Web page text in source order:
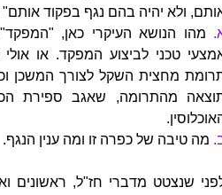
ולא יהיה בהם נגף בפקוד אותם"
מהו הנושא העיקרי כאן,
טכני לביצוע המפקד. או
מחצית השקל לצורך המשכן
מהתרומה, שאגב ספירת
מה טיבה של כפרה זו ומה ענין הנגף.
שנצטט מדברי חז"ל, ראשונים